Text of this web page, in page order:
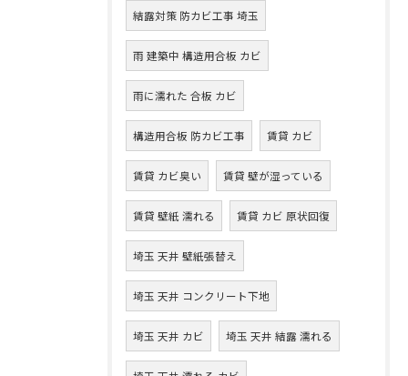
結露対策 防カビ工事 埼玉
雨 建築中 構造用合板 カビ
雨に濡れた 合板 カビ
構造用合板 防カビ工事 賃貸 カビ
賃貸 カビ臭い 賃貸 壁が湿っている
賃貸 壁紙 濡れる 賃貸 カビ 原状回復
埼玉 天井 壁紙張替え
埼玉 天井 コンクリート下地
埼玉 天井 カビ 埼玉 天井 結露 濡れる